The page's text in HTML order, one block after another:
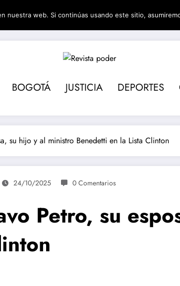
BOGOTÁ JUSTICIA DEPORTES
su hijo y al ministro Benedetti en la Lista Clinton
24/10/2025 0 Comentarios
Petro, su
nuestra web. Si continúas usando este sitio,